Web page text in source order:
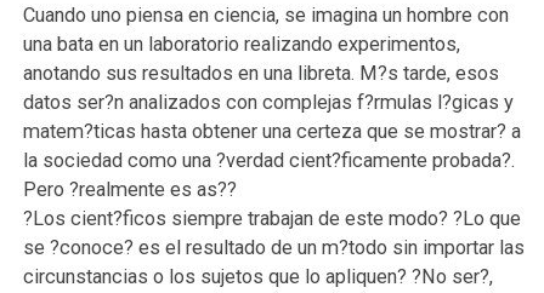
Cuando uno piensa en ciencia, se imagina un hombre con
una bata en un laboratorio realizando experimentos,
anotando sus resultados en una libreta. M?s tarde, esos
datos ser?n analizados con complejas f?rmulas l?gicas y
matem?ticas hasta obtener una certeza que se mostrar? a
la sociedad como una ?verdad cient?ficamente probada?.
Pero ?realmente es as??
?Los cient?ficos siempre trabajan de este modo? ?Lo que
se ?conoce? es el resultado de un m?todo sin importar las
circunstancias o los sujetos que lo apliquen? ?No ser?,